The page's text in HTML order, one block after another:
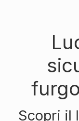
Piattaforma BT
Scopri il